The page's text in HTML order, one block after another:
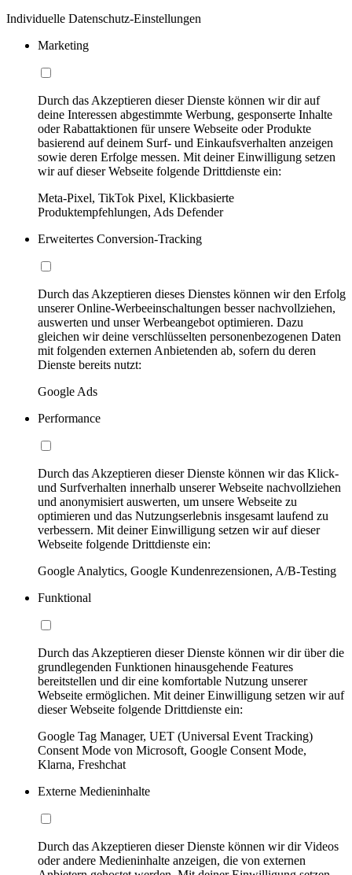
Individuelle Datenschutz-Einstellungen
Marketing
Durch das Akzeptieren dieser Dienste können wir dir auf
deine Interessen abgestimmte Werbung, gesponserte Inhalte
oder Rabattaktionen für unsere Webseite oder Produkte
basierend auf deinem Surf- und Einkaufsverhalten anzeigen
sowie deren Erfolge messen. Mit deiner Einwilligung setzen
wir auf dieser Webseite folgende Drittdienste ein:
Meta-Pixel, TikTok Pixel, Klickbasierte
Produktempfehlungen, Ads Defender
Erweitertes Conversion-Tracking
Durch das Akzeptieren dieses Dienstes können wir den Erfolg
unserer Online-Werbeeinschaltungen besser nachvollziehen,
auswerten und unser Werbeangebot optimieren. Dazu
gleichen wir deine verschlüsselten personenbezogenen Daten
mit folgenden externen Anbietenden ab, sofern du deren
Dienste bereits nutzt:
Google Ads
Performance
Durch das Akzeptieren dieser Dienste können wir das Klick-
und Surfverhalten innerhalb unserer Webseite nachvollziehen
und anonymisiert auswerten, um unsere Webseite zu
optimieren und das Nutzungserlebnis insgesamt laufend zu
verbessern. Mit deiner Einwilligung setzen wir auf dieser
Webseite folgende Drittdienste ein:
Google Analytics, Google Kundenrezensionen, A/B-Testing
Funktional
Durch das Akzeptieren dieser Dienste können wir dir über die
grundlegenden Funktionen hinausgehende Features
bereitstellen und dir eine komfortable Nutzung unserer
Webseite ermöglichen. Mit deiner Einwilligung setzen wir auf
dieser Webseite folgende Drittdienste ein:
Google Tag Manager, UET (Universal Event Tracking)
Consent Mode von Microsoft, Google Consent Mode,
Klarna, Freshchat
Externe Medieninhalte
Durch das Akzeptieren dieser Dienste können wir dir Videos
oder andere Medieninhalte anzeigen, die von externen